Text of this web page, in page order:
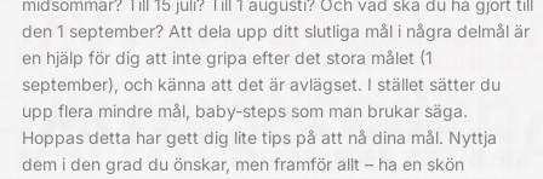
midsommar? Till 15 juli? Till 1 augusti? Och vad ska du ha gjort till
den 1 september? Att dela upp ditt slutliga mål i några delmål är
en hjälp för dig att inte gripa efter det stora målet (1
september), och känna att det är avlägset. I stället sätter du
upp flera mindre mål, baby-steps som man brukar säga.
Hoppas detta har gett dig lite tips på att nå dina mål. Nyttja
dem i den grad du önskar, men framför allt – ha en skön